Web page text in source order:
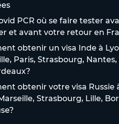
PCR où se faire tester
et avant votre retour en
obtenir un visa Inde à
Paris, Strasbourg, Nantes,
obtenir votre visa Russie
Strasbourg, Lille,